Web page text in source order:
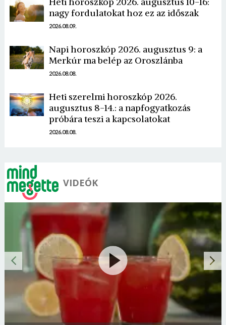
nagy fordulatokat hoz ez az időszak
2026.08.09.
Napi horoszkóp 2026. augusztus 9: a
Merkúr ma belép az Oroszlánba
2026.08.08.
Heti szerelmi horoszkóp 2026.
augusztus 8-14.: a napfogyatkozás
próbára teszi a kapcsolatokat
2026.08.08.
VIDEÓK